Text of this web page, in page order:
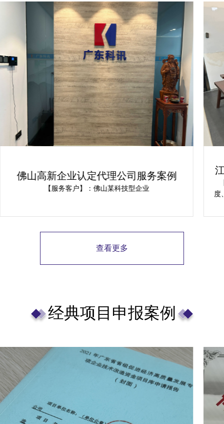
佛山高新企业认定代理公司服务案例
【服务客户】：佛山某科技型企业
度
查看更多
经典项目申报案例